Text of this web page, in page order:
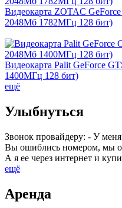
Видеокарта ZOTAC
2048Мб 1782МГц 128 бит)
Видеокарта Palit GeForce
1400МГц 128 бит)
ещё
Улыбнуться
Звонок провайдеру: - У
Вы ошиблись номером, мы
А я ее через интернет и
ещё
Аренда